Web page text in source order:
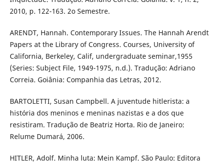
2010, p. 122-163. 2o Semestre.
ARENDT, Hannah. Contemporary Issues. The Hannah Arendt
Papers at the Library of Congress. Courses, University of
California, Berkeley, Calif, undergraduate seminar,1955
(Series: Subject File, 1949-1975, n.d.). Tradução: Adriano
Correia. Goiânia: Companhia das Letras, 2012.
BARTOLETTI, Susan Campbell. A juventude hitlerista: a
história dos meninos e meninas nazistas e a dos que
resistiram. Tradução de Beatriz Horta. Rio de Janeiro:
Relume Dumará, 2006.
HITLER, Adolf. Minha luta: Mein Kampf. São Paulo: Editora